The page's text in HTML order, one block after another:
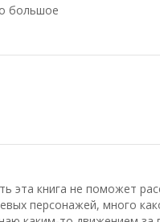
большое
эта книга не поможет
персонажей, много